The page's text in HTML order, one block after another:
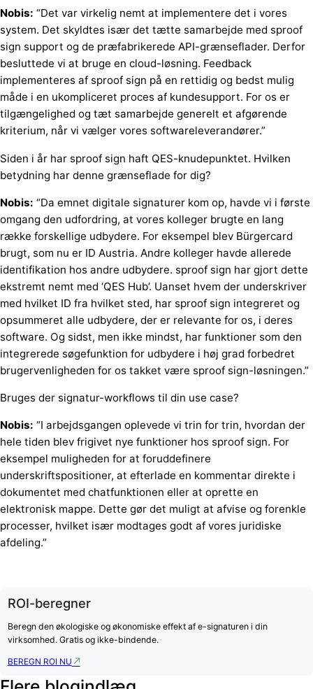
Nobis: “Det var virkelig nemt at implementere det i vores
system. Det skyldtes især det tætte samarbejde med sproof
sign support og de præfabrikerede API-grænseflader. Derfor
besluttede vi at bruge en cloud-løsning. Feedback
implementeres af sproof sign på en rettidig og bedst mulig
måde i en ukompliceret proces af kundesupport. For os er
tilgængelighed og tæt samarbejde generelt et afgørende
kriterium, når vi vælger vores softwareleverandører.”
Siden i år har sproof sign haft QES-knudepunktet. Hvilken
betydning har denne grænseflade for dig?
Nobis: “Da emnet digitale signaturer kom op, havde vi i første
omgang den udfordring, at vores kolleger brugte en lang
række forskellige udbydere. For eksempel blev Bürgercard
brugt, som nu er ID Austria. Andre kolleger havde allerede
identifikation hos andre udbydere. sproof sign har gjort dette
ekstremt nemt med ‘QES Hub’. Uanset hvem der underskriver
med hvilket ID fra hvilket sted, har sproof sign integreret og
opsummeret alle udbydere, der er relevante for os, i deres
software. Og sidst, men ikke mindst, har funktioner som den
integrerede søgefunktion for udbydere i høj grad forbedret
brugervenligheden for os takket være sproof sign-løsningen.”
Bruges der signatur-workflows til din use case?
Nobis: “I arbejdsgangen oplevede vi trin for trin, hvordan der
hele tiden blev frigivet nye funktioner hos sproof sign. For
eksempel muligheden for at foruddefinere
underskriftspositioner, at efterlade en kommentar direkte i
dokumentet med chatfunktionen eller at oprette en
elektronisk mappe. Dette gør det muligt at afvise og forenkle
processer, hvilket især modtages godt af vores juridiske
afdeling.”
ROI-beregner
Beregn den økologiske og økonomiske effekt af e-signaturen i din
virksomhed. Gratis og ikke-bindende.
BEREGN ROI NU